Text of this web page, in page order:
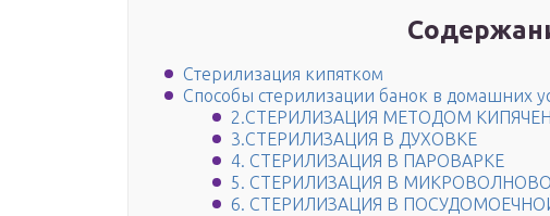
Стерилизация кипятком
Способы стерилизации банок в домашних
2.СТЕРИЛИЗАЦИЯ МЕТОДОМ
3.СТЕРИЛИЗАЦИЯ В ДУХОВКЕ
4. СТЕРИЛИЗАЦИЯ В ПАРОВАРКЕ
5. СТЕРИЛИЗАЦИЯ В
6. СТЕРИЛИЗАЦИЯ В